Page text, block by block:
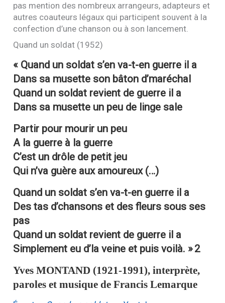
pas mention des nombreux arrangeurs, adapteurs et
autres coauteurs légaux qui participent souvent à la
confection d’une chanson ou à son lancement.
Quand un soldat (1952)
« Quand un soldat s’en va-t-en guerre il a
Dans sa musette son bâton d’maréchal
Quand un soldat revient de guerre il a
Dans sa musette un peu de linge sale
Partir pour mourir un peu
A la guerre à la guerre
C’est un drôle de petit jeu
Qui n’va guère aux amoureux (…)
Quand un soldat s’en va-t-en guerre il a
Des tas d’chansons et des fleurs sous ses
pas
Quand un soldat revient de guerre il a
Simplement eu d’la veine et puis voilà. »2
YvesMONTAND (1921-1991), interprète,
paroles et musique de Francis Lemarque